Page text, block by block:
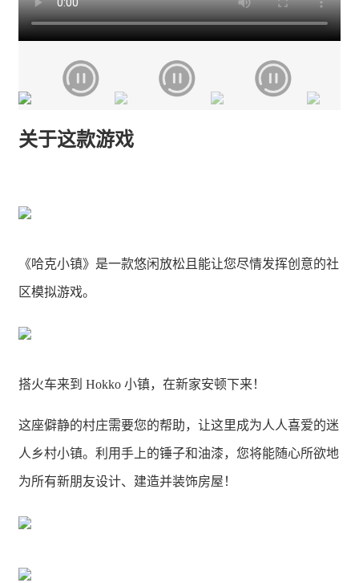
关于这款游戏
《哈克小镇》是一款悠闲放松且能让您尽情发挥创意的社
区模拟游戏。
搭火车来到 Hokko 小镇，在新家安顿下来！
这座僻静的村庄需要您的帮助，让这里成为人人喜爱的迷
人乡村小镇。利用手上的锤子和油漆，您将能随心所欲地
为所有新朋友设计、建造并装饰房屋！